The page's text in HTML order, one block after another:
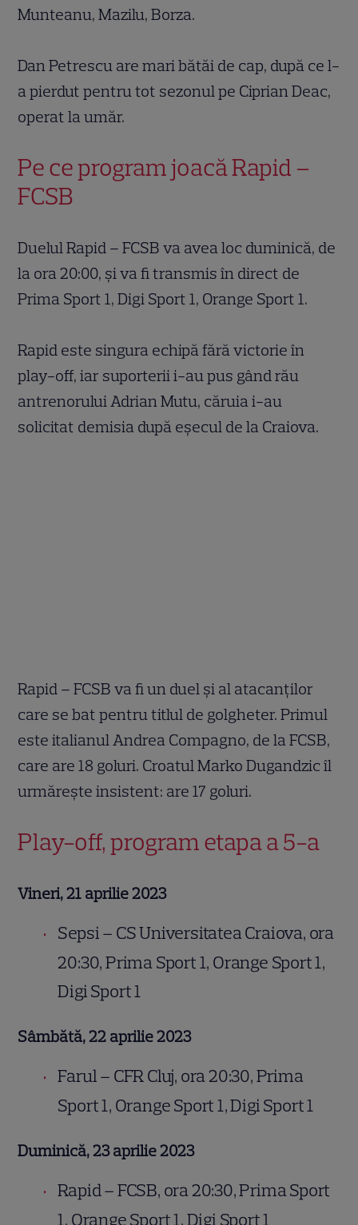
Munteanu, Mazilu, Borza.
Dan Petrescu are mari bătăi de cap, după ce l-
a pierdut pentru tot sezonul pe Ciprian Deac,
operat la umăr.
Pe ce program joacă Rapid –
FCSB
Duelul Rapid – FCSB va avea loc duminică, de
la ora 20:00, și va fi transmis în direct de
Prima Sport 1, Digi Sport 1, Orange Sport 1.
Rapid este singura echipă fără victorie în
play-off, iar suporterii i-au pus gând rău
antrenorului Adrian Mutu, căruia i-au
solicitat demisia după eșecul de la Craiova.
Rapid – FCSB va fi un duel și al atacanților
care se bat pentru titlul de golgheter. Primul
este italianul Andrea Compagno, de la FCSB,
care are 18 goluri. Croatul Marko Dugandzic îl
urmărește insistent: are 17 goluri.
Play-off, program etapa a 5-a
Vineri, 21 aprilie 2023
Sepsi – CS Universitatea Craiova, ora
20:30, Prima Sport 1, Orange Sport 1,
Digi Sport 1
Sâmbătă, 22 aprilie 2023
Farul – CFR Cluj, ora 20:30, Prima
Sport 1, Orange Sport 1, Digi Sport 1
Duminică, 23 aprilie 2023
Rapid – FCSB, ora 20:30, Prima Sport
1, Orange Sport 1, Digi Sport 1